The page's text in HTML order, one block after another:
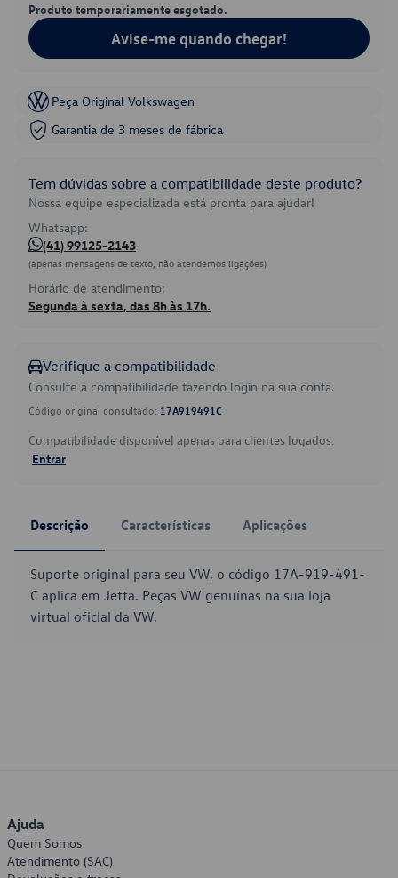
Produto temporariamente esgotado.
Avise-me quando chegar!
Peça Original Volkswagen
Garantia de 3 meses de fábrica
Tem dúvidas sobre a compatibilidade deste produto?
Nossa equipe especializada está pronta para ajudar!
Whatsapp:
(41) 99125-2143
(apenas mensagens de texto, não atendemos ligações)
Horário de atendimento:
Segunda à sexta, das 8h às 17h.
Verifique a compatibilidade
Consulte a compatibilidade fazendo login na sua conta.
Código original consultado: 17A919491C
Compatibilidade disponível apenas para clientes logados.
Entrar
Descrição Características Aplicações
Suporte original para seu VW, o código 17A-919-491-
C aplica em Jetta. Peças VW genuínas na sua loja
virtual oficial da VW.
Ajuda
Quem Somos
Atendimento (SAC)